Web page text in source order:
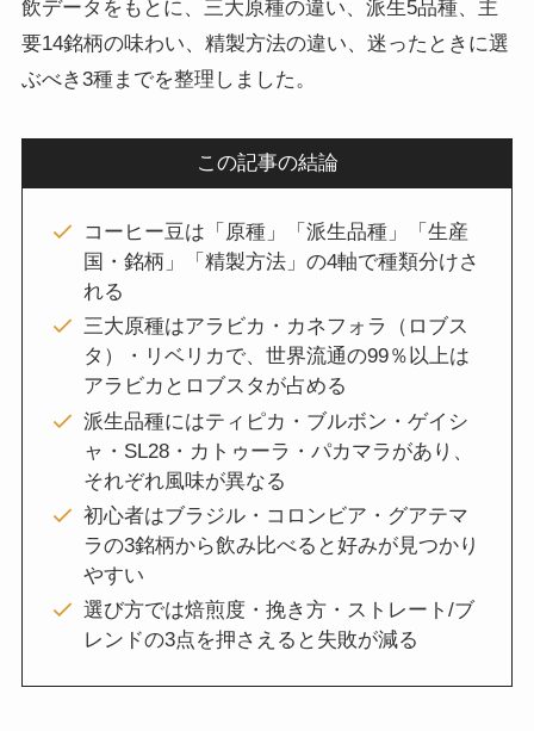
飲データをもとに、三大原種の違い、派生5品種、主
要14銘柄の味わい、精製方法の違い、迷ったときに選
ぶべき3種までを整理しました。
この記事の結論
コーヒー豆は「原種」「派生品種」「生産
国・銘柄」「精製方法」の4軸で種類分けさ
れる
三大原種はアラビカ・カネフォラ（ロブス
タ）・リベリカで、世界流通の99％以上は
アラビカとロブスタが占める
派生品種にはティピカ・ブルボン・ゲイシ
ャ・SL28・カトゥーラ・パカマラがあり、
それぞれ風味が異なる
初心者はブラジル・コロンビア・グアテマ
ラの3銘柄から飲み比べると好みが見つかり
やすい
選び方では焙煎度・挽き方・ストレート/ブ
レンドの3点を押さえると失敗が減る